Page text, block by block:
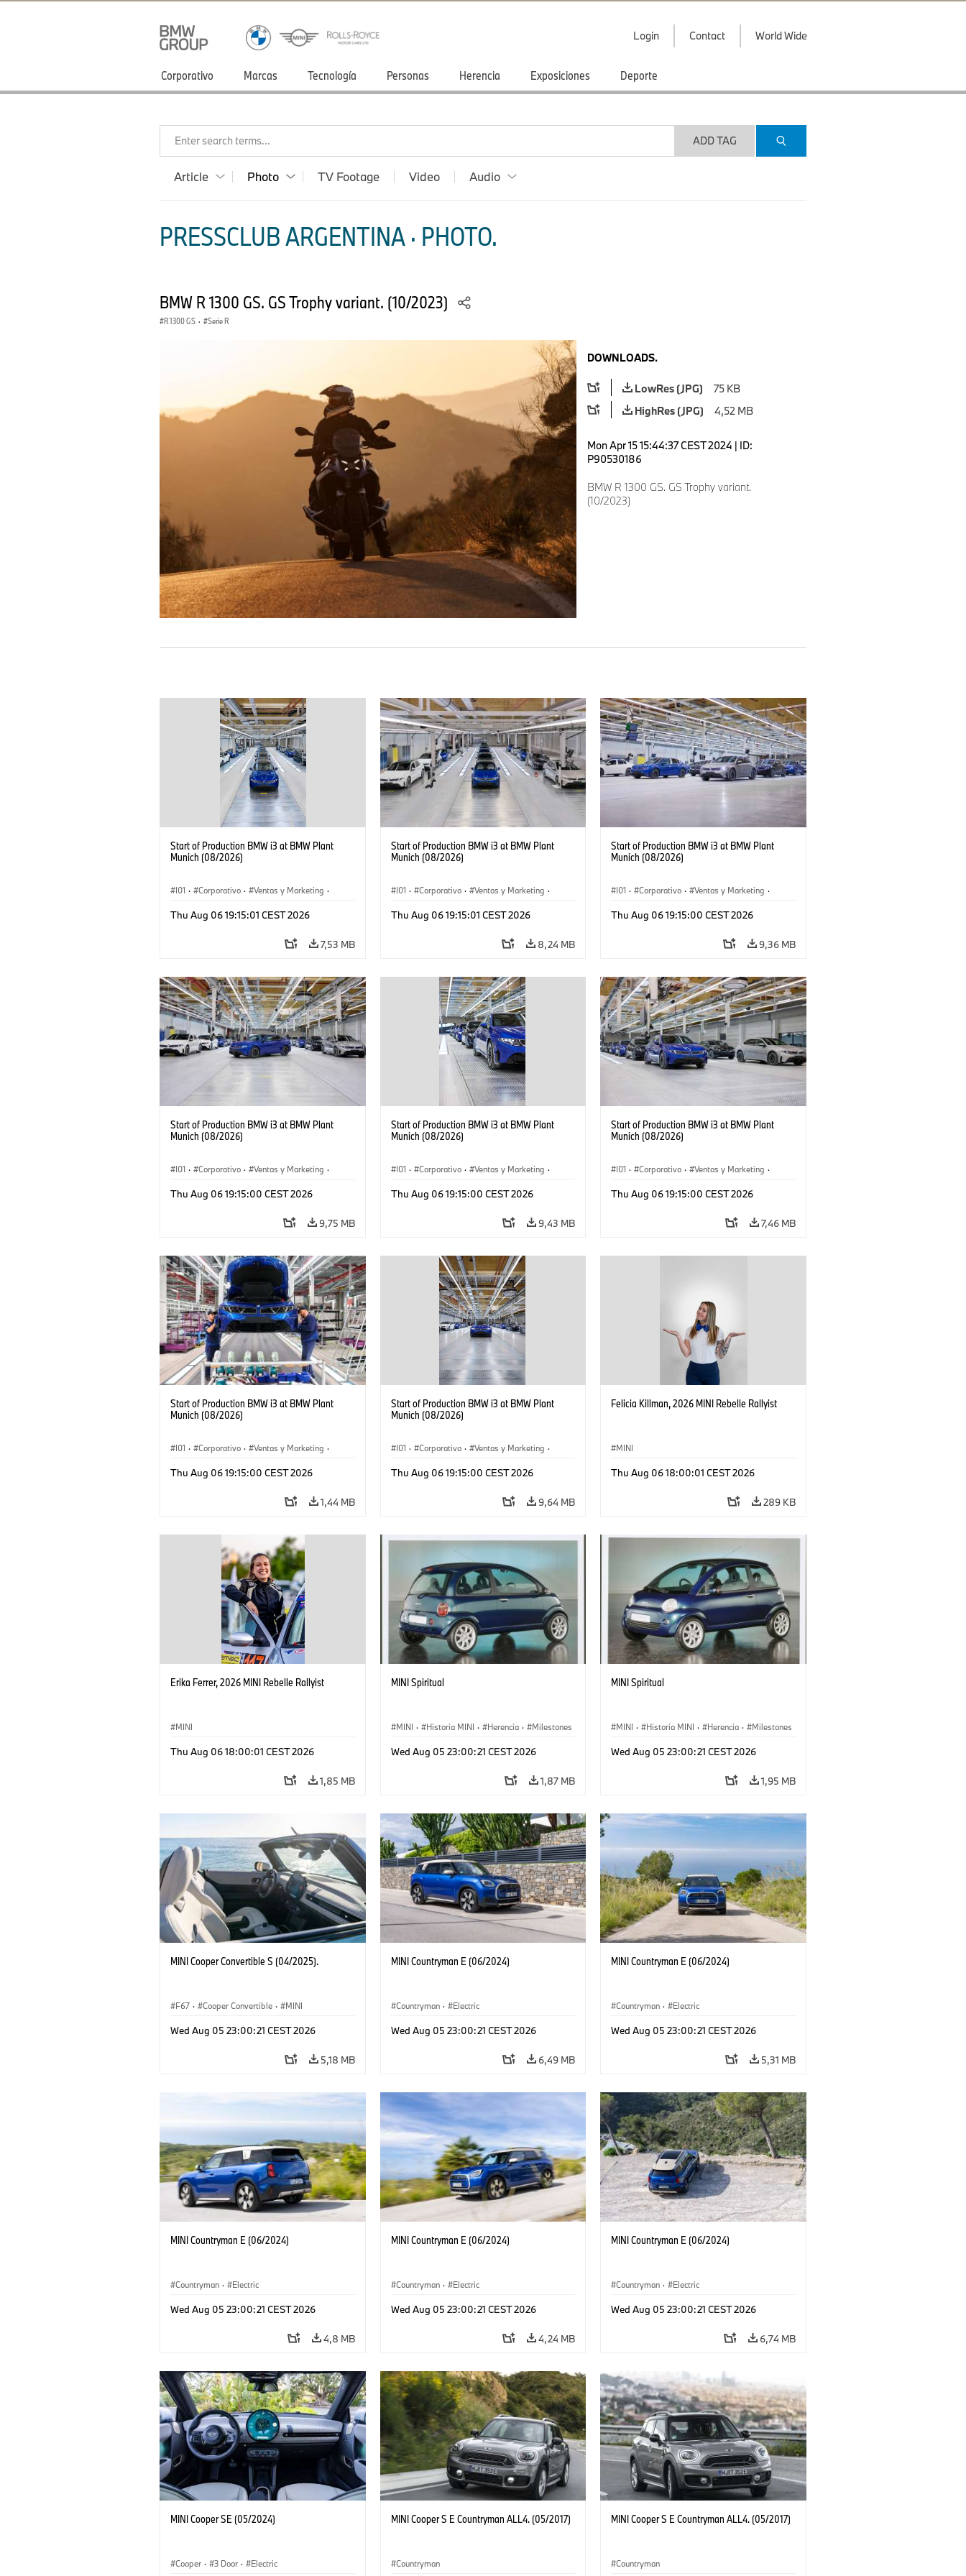
Login Contact World Wide
Corporativo Marcas Tecnología Personas Herencia Exposiciones Deporte
Enter search terms... ADD TAG
Article Photo TV Footage Video Audio
PRESSCLUB ARGENTINA · PHOTO.
BMW R 1300 GS. GS Trophy variant. (10/2023)
R 1300 GS · Serie R
DOWNLOADS.
LowRes (JPG)
75 KB
HighRes (JPG)
4,52 MB
Mon Apr 15 15:44:37 CEST 2024 | ID:
P90530186
BMW R 1300 GS. GS Trophy variant.
(10/2023)
Start of Production BMW i3 at BMW Plant
Munich (08/2026)
I01 · Corporativo · Ventas y Marketing ·
Thu Aug 06 19:15:01 CEST 2026
7,53 MB
Start of Production BMW i3 at BMW Plant
Munich (08/2026)
I01 · Corporativo · Ventas y Marketing ·
Thu Aug 06 19:15:01 CEST 2026
8,24 MB
Start of Production BMW i3 at BMW Plant
Munich (08/2026)
I01 · Corporativo · Ventas y Marketing ·
Thu Aug 06 19:15:00 CEST 2026
9,36 MB
Start of Production BMW i3 at BMW Plant
Munich (08/2026)
I01 · Corporativo · Ventas y Marketing ·
Thu Aug 06 19:15:00 CEST 2026
9,75 MB
Start of Production BMW i3 at BMW Plant
Munich (08/2026)
I01 · Corporativo · Ventas y Marketing ·
Thu Aug 06 19:15:00 CEST 2026
9,43 MB
Start of Production BMW i3 at BMW Plant
Munich (08/2026)
I01 · Corporativo · Ventas y Marketing ·
Thu Aug 06 19:15:00 CEST 2026
7,46 MB
Start of Production BMW i3 at BMW Plant
Munich (08/2026)
I01 · Corporativo · Ventas y Marketing ·
Thu Aug 06 19:15:00 CEST 2026
1,44 MB
Start of Production BMW i3 at BMW Plant
Munich (08/2026)
I01 · Corporativo · Ventas y Marketing ·
Thu Aug 06 19:15:00 CEST 2026
9,64 MB
Felicia Killman, 2026 MINI Rebelle Rallyist
MINI
Thu Aug 06 18:00:01 CEST 2026
289 KB
Erika Ferrer, 2026 MINI Rebelle Rallyist
MINI
Thu Aug 06 18:00:01 CEST 2026
1,85 MB
MINI Spiritual
MINI · Historia MINI · Herencia · Milestones
Wed Aug 05 23:00:21 CEST 2026
1,87 MB
MINI Spiritual
MINI · Historia MINI · Herencia · Milestones
Wed Aug 05 23:00:21 CEST 2026
1,95 MB
MINI Cooper Convertible S (04/2025).
F67 · Cooper Convertible · MINI
Wed Aug 05 23:00:21 CEST 2026
5,18 MB
MINI Countryman E (06/2024)
Countryman · Electric
Wed Aug 05 23:00:21 CEST 2026
6,49 MB
MINI Countryman E (06/2024)
Countryman · Electric
Wed Aug 05 23:00:21 CEST 2026
5,31 MB
MINI Countryman E (06/2024)
Countryman · Electric
Wed Aug 05 23:00:21 CEST 2026
4,8 MB
MINI Countryman E (06/2024)
Countryman · Electric
Wed Aug 05 23:00:21 CEST 2026
4,24 MB
MINI Countryman E (06/2024)
Countryman · Electric
Wed Aug 05 23:00:21 CEST 2026
6,74 MB
MINI Cooper SE (05/2024)
Cooper · 3 Door · Electric
MINI Cooper S E Countryman ALL4. (05/2017)
Countryman
MINI Cooper S E Countryman ALL4. (05/2017)
Countryman